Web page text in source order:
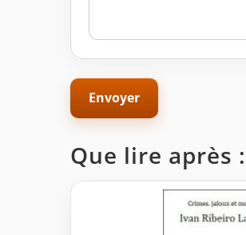
Que lire après